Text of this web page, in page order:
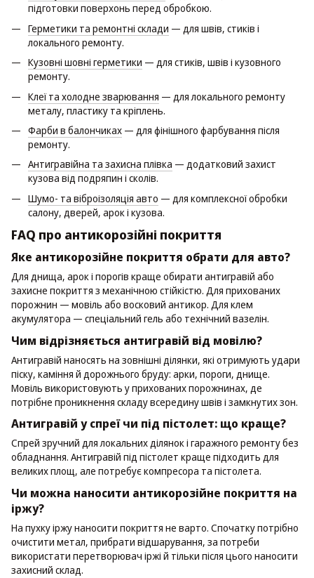
підготовки поверхонь перед обробкою.
Герметики та ремонтні склади — для швів, стиків і
локального ремонту.
Кузовні шовні герметики — для стиків, швів і кузовного
ремонту.
Клеї та холодне зварювання — для локального ремонту
металу, пластику та кріплень.
Фарби в балончиках — для фінішного фарбування після
ремонту.
Антигравійна та захисна плівка — додатковий захист
кузова від подряпин і сколів.
Шумо- та віброізоляція авто — для комплексної обробки
салону, дверей, арок і кузова.
FAQ про антикорозійні покриття
Яке антикорозійне покриття обрати для авто?
Для днища, арок і порогів краще обирати антигравій або
захисне покриття з механічною стійкістю. Для прихованих
порожнин — мовіль або восковий антикор. Для клем
акумулятора — спеціальний гель або технічний вазелін.
Чим відрізняється антигравій від мовілю?
Антигравій наносять на зовнішні ділянки, які отримують удари
піску, каміння й дорожнього бруду: арки, пороги, днище.
Мовіль використовують у прихованих порожнинах, де
потрібне проникнення складу всередину швів і замкнутих зон.
Антигравій у спреї чи під пістолет: що краще?
Спрей зручний для локальних ділянок і гаражного ремонту без
обладнання. Антигравій під пістолет краще підходить для
великих площ, але потребує компресора та пістолета.
Чи можна наносити антикорозійне покриття на
іржу?
На пухку іржу наносити покриття не варто. Спочатку потрібно
очистити метал, прибрати відшарування, за потреби
використати перетворювач іржі й тільки після цього наносити
захисний склад.